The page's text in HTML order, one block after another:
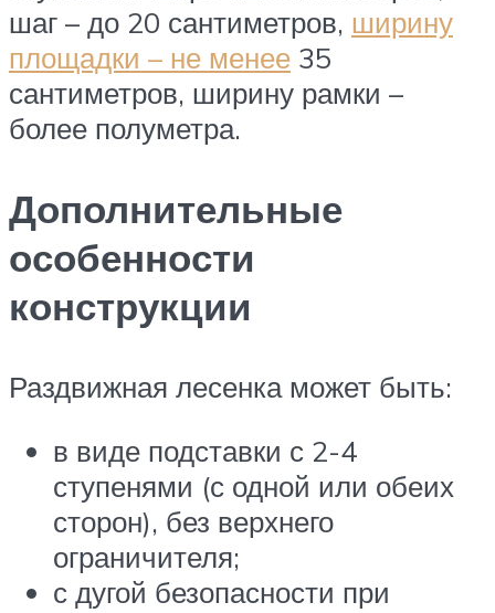
шаг – до 20 сантиметров, ширину
площадки – не менее 35
сантиметров, ширину рамки –
более полуметра.
Дополнительные
особенности
конструкции
Раздвижная лесенка может быть:
в виде подставки с 2-4
ступенями (с одной или обеих
сторон), без верхнего
ограничителя;
с дугой безопасности при